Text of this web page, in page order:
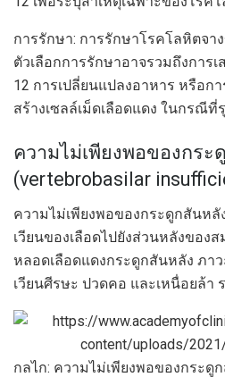
การรักษา: การรักษาโรคโลหิตจา
ตัวเลือกการรักษาอาจรวมถึงการ
12 การเปลี่ยนแปลงอาหาร หรือก
สร้างเซลล์เม็ดเลือดแดง ในกรณีที่
ความไม่เพียงพอของกระ
(vertebrobasilar
ความไม่เพียงพอของกระดูกสันห
เวียนของเลือดไปยังส่วนหลังของ
หลอดเลือดแดงกระดูกสันหลัง ภา
เวียนศีรษะ ปวดคอ และเหนื่อยล้า
กลไก: ความไม่เพียงพอของกระดู